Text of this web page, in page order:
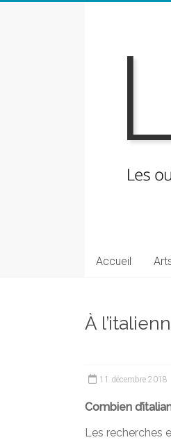
Les
et
la
Faculté
des
Accueil
À
11 décembre 2018
Combien
Les recherches